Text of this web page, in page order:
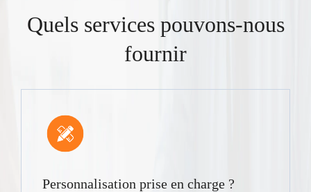
Quels services pouvons-nous
fournir
Personnalisation prise en charge ?